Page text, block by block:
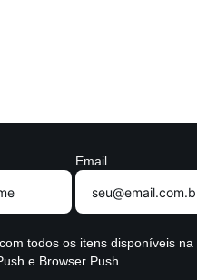
Email
todos os itens disponíveis na
e Browser Push.